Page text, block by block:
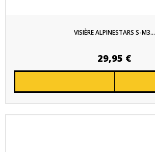
VISIÈRE ALPINESTARS S-M3...
29,95 €